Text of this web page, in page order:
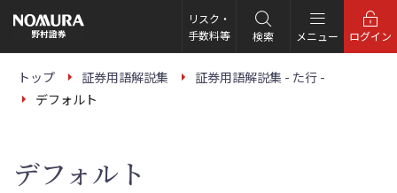
の
ー
リスク・
手数料等
検索 メニュー ログイン
トップ 証券用語解説集
証券用語解説集 - た行 -
デフォルト
デフォルト